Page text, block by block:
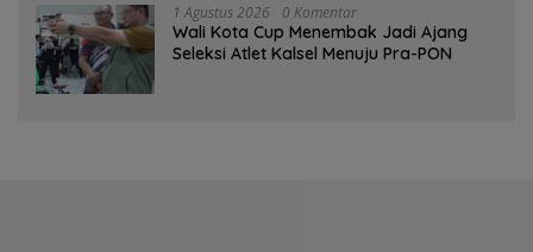
1 Agustus 2026 0 Komentar
Wali Kota Cup Menembak Jadi Ajang
Seleksi Atlet Kalsel Menuju Pra-PON